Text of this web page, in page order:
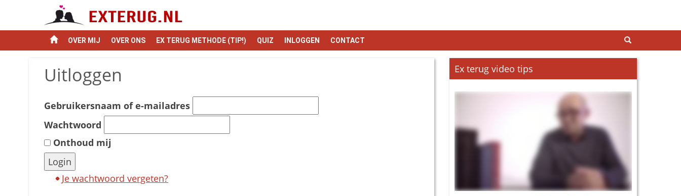
OVER MIJ OVER ONS EX TERUG METHODE (TIP!) QUIZ INLOGGEN CONTACT
Uitloggen
Gebruikersnaam of e-mailadres
Wachtwoord
Onthoud mij
Login
Je wachtwoord vergeten?
Ex terug video tips